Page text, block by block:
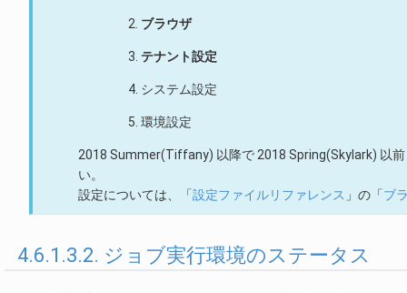
ブラウザ
テナント設定
システム設定
環境設定
2018 Summer(Tiffany) 以降で 2018 Spring(Skylark) 以
い。
設定については、「設定ファイルリファレンス 」の「ブ
4.6.1.3.2. ジョブ実行環境のステータス